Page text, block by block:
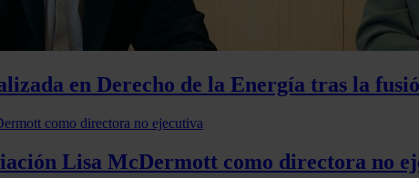
en Derecho de la Energía tras la
Lisa McDermott como directora no